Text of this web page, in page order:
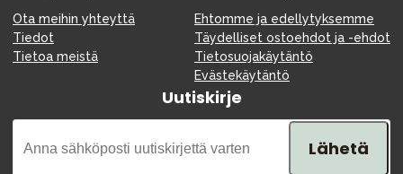
Ota meihin yhteyttä
Tiedot
Tietoa meistä
Ehtomme ja edellytyksemme
Täydelliset ostoehdot ja -ehdot
Tietosuojakäytäntö
Evästekäytäntö
Uutiskirje
Lähetä
Outlet
Opas
Ota meihin yhteyttä osoitteessa
Myymälämme